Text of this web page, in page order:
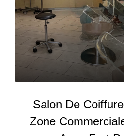
Salon De
Zone